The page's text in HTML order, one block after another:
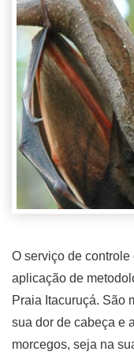
O serviço de
aplicação de
Praia Itacuruçá. São
sua dor de cabeça e
morcegos, seja na